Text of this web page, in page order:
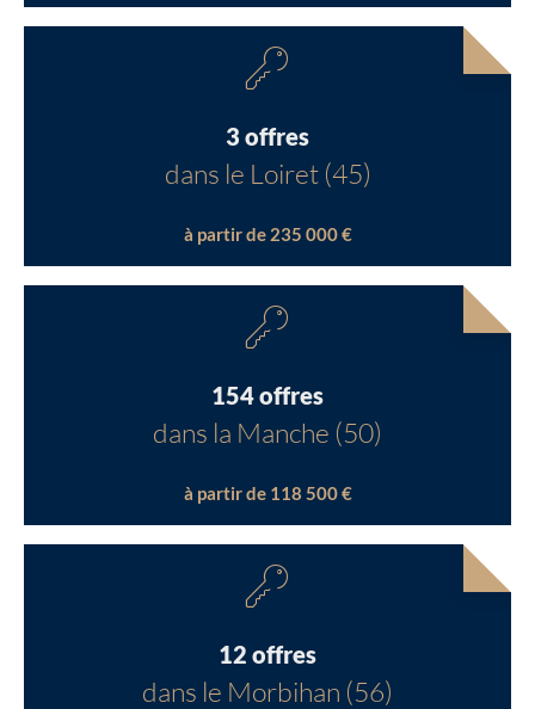
3 offres
dans le Loiret (45)
à partir de 235 000 €
154 offres
dans la Manche (50)
à partir de 118 500 €
12 offres
dans le Morbihan (56)